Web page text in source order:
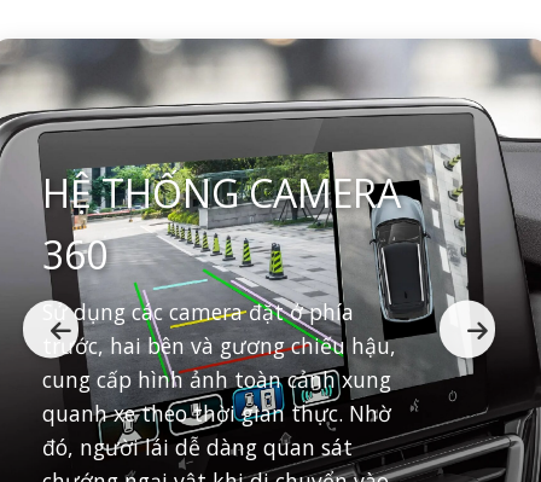
HỆ THỐNG CAMERA
360
Sử dụng các camera đặt ở phía
trước, hai bên và gương chiếu hậu,
cung cấp hình ảnh toàn cảnh xung
quanh xe theo thời gian thực. Nhờ
đó, người lái dễ dàng quan sát